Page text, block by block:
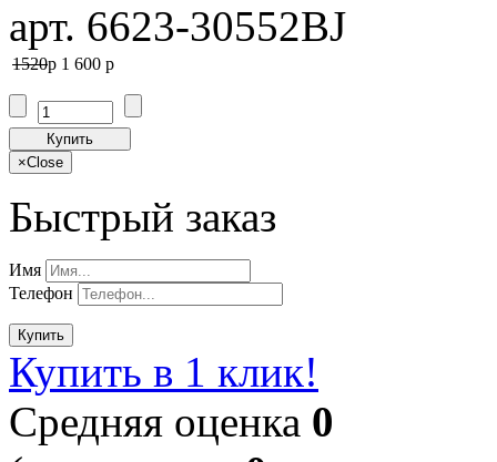
арт. 6623-30552BJ
1520p 1 600 p
Купить
×Close
Быстрый заказ
Имя
Телефон
Купить
Купить в 1 клик!
Cредняя оценка 0